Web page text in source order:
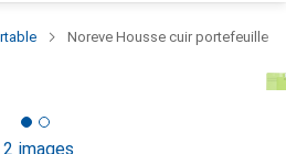
Noreve Housse cuir portefeuille
2 images